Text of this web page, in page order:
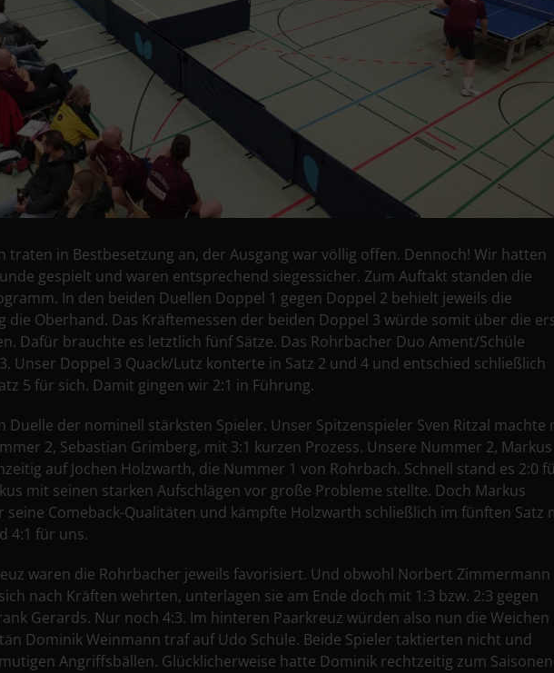
traten in Bestbesetzung an, der Ausgang war völlig offen. Dennoch! Wir hatten
gespielt und waren entsprechend siegessicher. Zum Auftakt standen die
In den beiden Duellen Doppel 1 gegen Doppel 2 behielt jeweils die
die Oberhand. Das Kräftemessen der beiden Doppel 3 würde somit über die
Dafür brauchte es letztlich fünf Sätze. Das Rohrbacher Duo Ament/Schüle
Unser Doppel 3 Quack/Lutz konterte in Satz 2 und 4 und entschied schließlich
5 für sich. Damit gingen wir 2:1 in Führung.
Duelle der nominell stärksten Spieler. Unser Spitzenspieler Sven Ritzal machte
2, Sebastian Grimberg, mit 3:1 kurzen Prozess. Unsere Nummer 2, Markus
auf Jochen Holzwarth, die Nummer 1 von Rohrbach. Schnell stand es 2:0
mit seinen starken Aufschlägen vor große Probleme stellte. Doch Markus
seine Comeback-Qualitäten und kämpfte Holzwarth schließlich im fünften Satz
4:1 für uns.
waren die Rohrbacher jeweils favorisiert. Und obwohl Norbert Zimmermann
nach Kräften wehrten, unterlagen sie am Ende doch mit 1:3 bzw. 2:3 gegen
Gerards. Nur noch 4:3. Im hinteren Paarkreuz würden also nun die Weichen
Dominik Weinmann traf auf Udo Schüle. Beide Spieler taktierten nicht und
Angriffsbällen. Glücklicherweise hatte Dominik rechtzeitig zum